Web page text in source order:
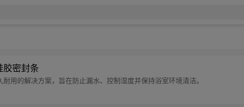
胶密封条
用的解决方案，旨在防止漏水、控制湿度并保持浴室环境清洁。